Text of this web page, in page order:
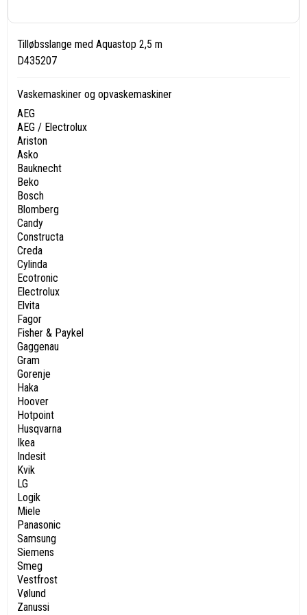
Tilløbsslange med Aquastop 2,5 m
D435207
Vaskemaskiner og opvaskemaskiner
AEG
AEG / Electrolux
Ariston
Asko
Bauknecht
Beko
Bosch
Blomberg
Candy
Constructa
Creda
Cylinda
Ecotronic
Electrolux
Elvita
Fagor
Fisher & Paykel
Gaggenau
Gram
Gorenje
Haka
Hoover
Hotpoint
Husqvarna
Ikea
Indesit
Kvik
LG
Logik
Miele
Panasonic
Samsung
Siemens
Smeg
Vestfrost
Vølund
Zanussi